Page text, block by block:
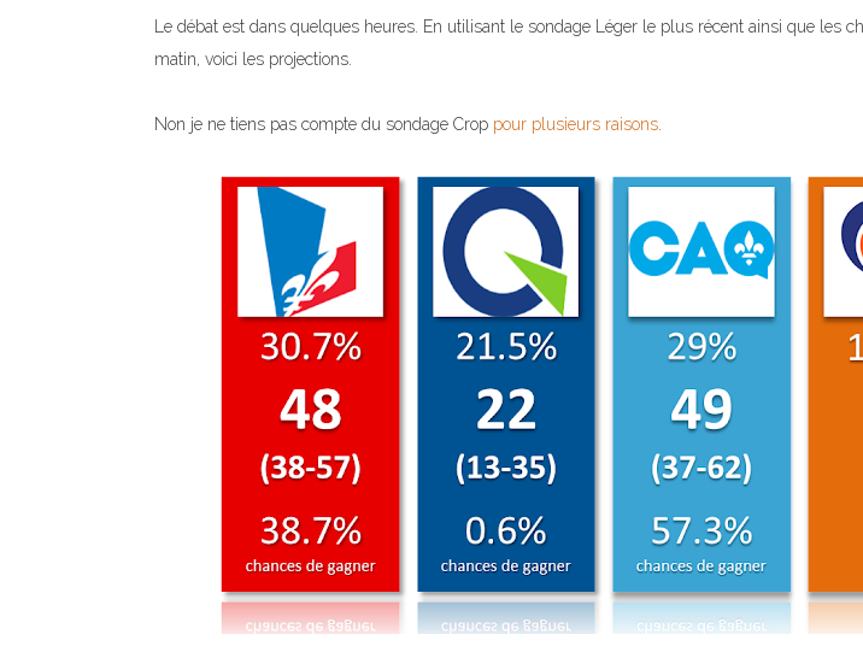
Le débat est dans quelques heures. En utilisant le sondage Léger le plus récent ainsi que les
matin, voici les projections.
Non je ne tiens pas compte du sondage Crop pour plusieurs raisons